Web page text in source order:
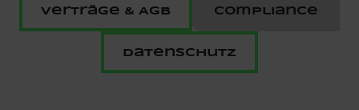
Verträge & AGB Compliance
Datenschutz